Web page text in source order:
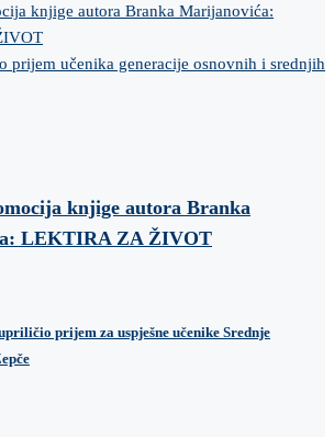
knjige autora Branka Marijanovića:
prijem učenika generacije osnovnih i srednjih
knjige autora Branka
LEKTIRA ZA ŽIVOT
prijem za uspješne učenike Srednje